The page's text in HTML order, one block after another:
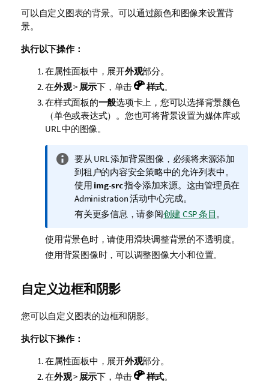
可以自定义图表的背景。可以通过颜色和图像来设置背
景。
执行以下操作：
在属性面板中，展开外观部分。
在外观> 展示下，单击 样式。
在样式面板的一般选项卡上，您可以选择背景颜色
（单色或表达式）。您也可将背景设置为媒体库或
URL 中的图像。
信
息
注
释
要从 URL 添加背景图像，必须将来源添加
到租户的内容安全策略中的允许列表中。
使用img-src指令添加来源。这由管理员在
Administration活动中心完成。
有关更多信息，请参阅创建 CSP 条目。
使用背景色时，请使用滑块调整背景的不透明度。
使用背景图像时，可以调整图像大小和位置。
自定义边框和阴影
您可以自定义图表的边框和阴影。
执行以下操作：
在属性面板中，展开外观部分。
在外观> 展示下，单击 样式。